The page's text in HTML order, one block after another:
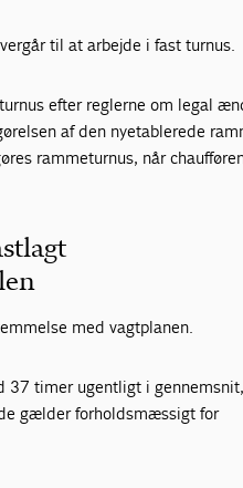
til at arbejde i fast turnus.
efter reglerne om legal
af den nyetablerede
rammeturnus, når
med vagtplanen.
37 timer ugentligt i
gælder forholdsmæssigt for